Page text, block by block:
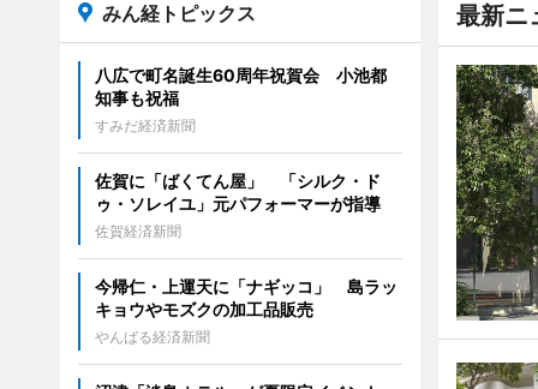
最新ニ
みん経トピックス
八広で町名誕生60周年祝賀会 小池都
知事も祝福
すみだ経済新聞
佐賀に「ばくてん屋」 「シルク・ド
ゥ・ソレイユ」元パフォーマーが指導
佐賀経済新聞
今帰仁・上運天に「ナギッコ」 島ラッ
キョウやモズクの加工品販売
やんばる経済新聞